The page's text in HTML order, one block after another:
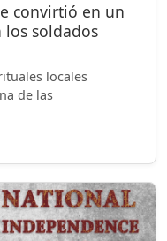
convirtió en un
soldados
locales
de las